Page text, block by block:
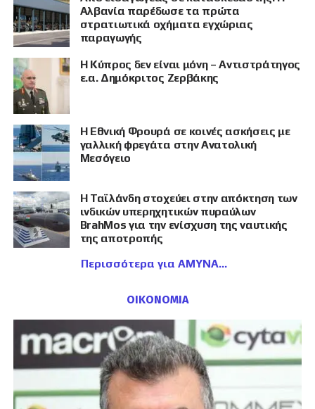
Αλβανία παρέδωσε τα πρώτα
στρατιωτικά οχήματα εγχώριας
παραγωγής
Η Κύπρος δεν είναι μόνη – Αντιστράτηγος
ε.α. Δημόκριτος Ζερβάκης
Η Εθνική Φρουρά σε κοινές ασκήσεις με
γαλλική φρεγάτα στην Ανατολική
Μεσόγειο
Η Ταϊλάνδη στοχεύει στην απόκτηση των
ινδικών υπερηχητικών πυραύλων
BrahMos για την ενίσχυση της ναυτικής
της αποτροπής
Περισσότερα για ΑΜΥΝΑ
ΟΙΚΟΝΟΜΙΑ